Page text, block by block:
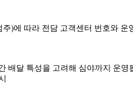
)에 따라 전담 고객센터 번호와 운
배달 특성을 고려해 심야까지 운영